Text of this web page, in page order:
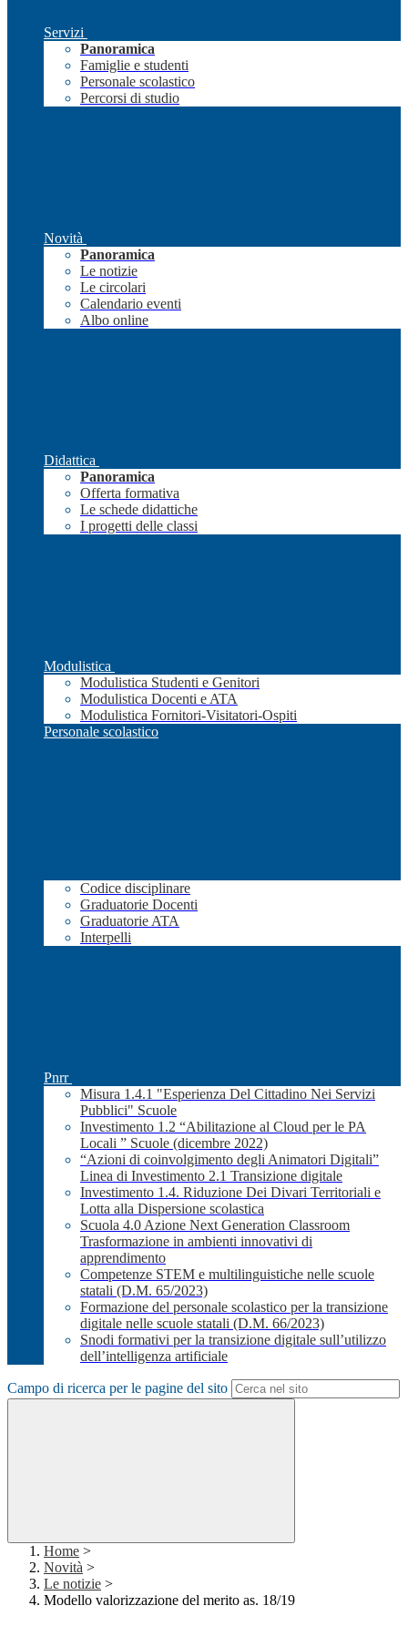
Servizi
Panoramica
Famiglie e studenti
Personale scolastico
Percorsi di studio
Novità
Panoramica
Le notizie
Le circolari
Calendario eventi
Albo online
Didattica
Panoramica
Offerta formativa
Le schede didattiche
I progetti delle classi
Modulistica
Modulistica Studenti e Genitori
Modulistica Docenti e ATA
Modulistica Fornitori-Visitatori-Ospiti
Personale scolastico
Codice disciplinare
Graduatorie Docenti
Graduatorie ATA
Interpelli
Pnrr
Misura 1.4.1 "Esperienza Del Cittadino Nei Servizi
Pubblici" Scuole
Investimento 1.2 “Abilitazione al Cloud per le PA
Locali ” Scuole (dicembre 2022)
“Azioni di coinvolgimento degli Animatori Digitali”
Linea di Investimento 2.1 Transizione digitale
Investimento 1.4. Riduzione Dei Divari Territoriali e
Lotta alla Dispersione scolastica
Scuola 4.0 Azione Next Generation Classroom
Trasformazione in ambienti innovativi di
apprendimento
Competenze STEM e multilinguistiche nelle scuole
statali (D.M. 65/2023)
Formazione del personale scolastico per la transizione
digitale nelle scuole statali (D.M. 66/2023)
Snodi formativi per la transizione digitale sull’utilizzo
dell’intelligenza artificiale
Campo di ricerca per le pagine del sito
Home >
Novità >
Le notizie >
Modello valorizzazione del merito as. 18/19